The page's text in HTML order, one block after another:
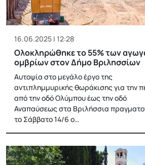
16.06.2025 | 12:28
Ολοκληρώθηκε το 55% των
ομβρίων στον Δήμο Βριλησσίων
Αυτοψία στο μεγάλο έργο της
αντιπλημμυρικής θωράκισης για την
από την οδό Ολύμπου έως την οδό
Αναπαύσεως στα Βριλήσσια
το Σάββατο 14/6 ο…